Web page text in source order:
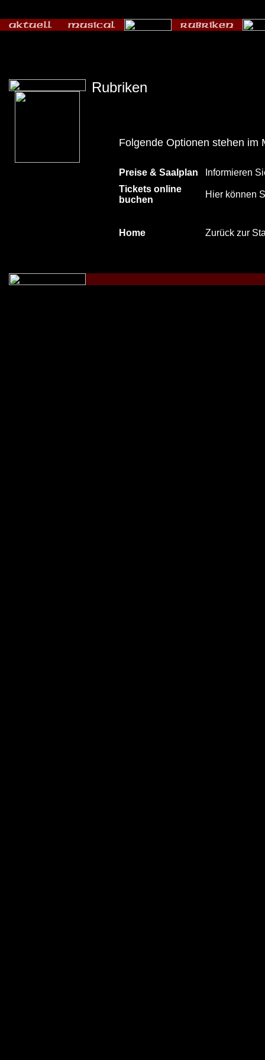
Rubriken
Folgende Optionen stehen im
Preise & Saalplan
Informieren
Tickets online
buchen
Hier können
Home Zurück zur